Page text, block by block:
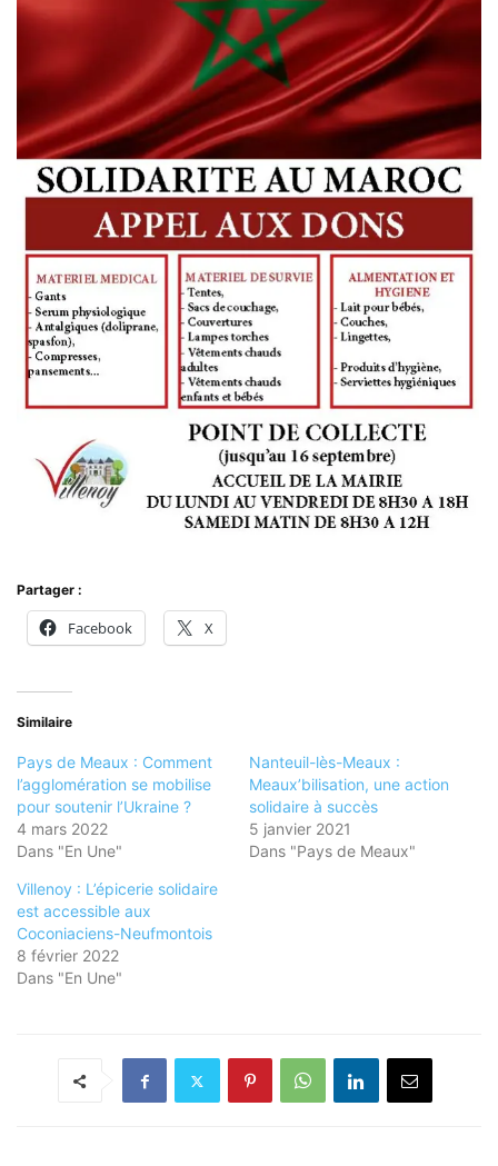
Partager :
Facebook X
Similaire
Pays de Meaux : Comment
l’agglomération se mobilise
pour soutenir l’Ukraine ?
4 mars 2022
Dans "En Une"
Nanteuil-lès-Meaux :
Meaux’bilisation, une action
solidaire à succès
5 janvier 2021
Dans "Pays de Meaux"
Villenoy : L’épicerie solidaire
est accessible aux
Coconiaciens-Neufmontois
8 février 2022
Dans "En Une"